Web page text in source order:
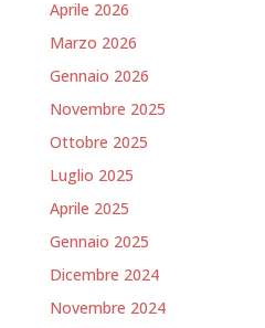
Aprile 2026
Marzo 2026
Gennaio 2026
Novembre 2025
Ottobre 2025
Luglio 2025
Aprile 2025
Gennaio 2025
Dicembre 2024
Novembre 2024